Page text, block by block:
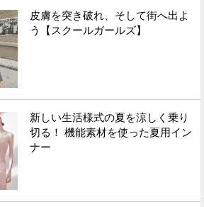
皮膚を突き破れ、そして街へ出よ
う【スクールガールズ】
新しい生活様式の夏を涼しく乗り
切る！ 機能素材を使った夏用イン
ナー